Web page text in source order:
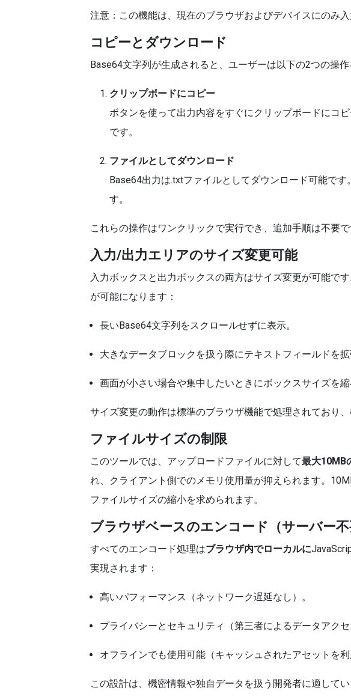
注意：この機能は、現在のブラウザおよびデバイスにのみ入
コピーとダウンロード
Base64文字列が生成されると、ユーザーは以下の2つの操作
クリップボードにコピー
ボタンを使って出力内容をすぐにクリップボードにコ
です。
ファイルとしてダウンロード
Base64出力は.txtファイルとしてダウンロード可能で
す。
これらの操作はワンクリックで実行でき、追加手順は不要で
入力/出力エリアのサイズ変更可能
入力ボックスと出力ボックスの両方はサイズ変更が可能で
が可能になります：
長いBase64文字列をスクロールせずに表示。
大きなデータブロックを扱う際にテキストフィールドを拡
画面が小さい場合や集中したいときにボックスサイズを縮
サイズ変更の動作は標準のブラウザ機能で処理されており、
ファイルサイズの制限
このツールでは、アップロードファイルに対して最大10MB
れ、クライアント側でのメモリ使用量が抑えられます。
ファイルサイズの縮小を求められます。
ブラウザベースのエンコード（サーバー不
すべてのエンコード処理はブラウザ内でローカルに
実現されます：
高いパフォーマンス（ネットワーク遅延なし）。
プライバシーとセキュリティ（第三者によるデータアクセ
オフラインでも使用可能（キャッシュされたアセットを利
この設計は、機密情報や独自データを扱う開発者に適してい